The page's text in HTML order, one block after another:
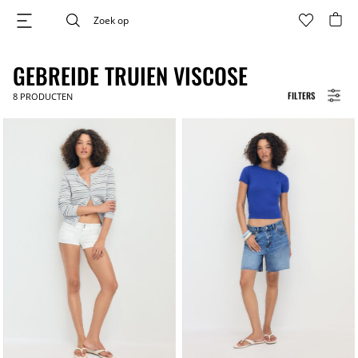
FILTERS
GEBREIDE TRUIEN VISCOSE
8 PRODUCTEN